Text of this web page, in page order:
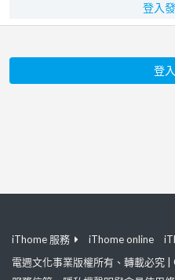
登入
登
iThome 服務 iThome online
電週文化事業版權所有、轉載必究